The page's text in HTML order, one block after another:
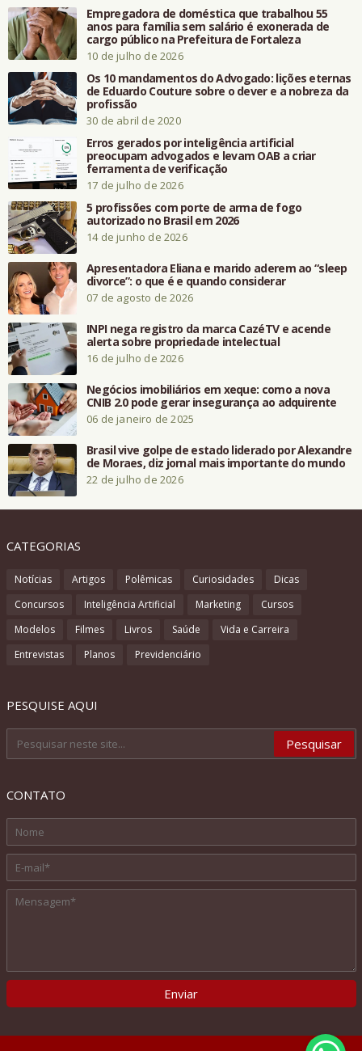
Empregadora de doméstica que trabalhou 55
anos para família sem salário é exonerada de
cargo público na Prefeitura de Fortaleza
10 de julho de 2026
Os 10 mandamentos do Advogado: lições eternas
de Eduardo Couture sobre o dever e a nobreza da
profissão
30 de abril de 2020
Erros gerados por inteligência artificial
preocupam advogados e levam OAB a criar
ferramenta de verificação
17 de julho de 2026
5 profissões com porte de arma de fogo
autorizado no Brasil em 2026
14 de junho de 2026
Apresentadora Eliana e marido aderem ao “sleep
divorce”: o que é e quando considerar
07 de agosto de 2026
INPI nega registro da marca CazéTV e acende
alerta sobre propriedade intelectual
16 de julho de 2026
Negócios imobiliários em xeque: como a nova
CNIB 2.0 pode gerar insegurança ao adquirente
06 de janeiro de 2025
Brasil vive golpe de estado liderado por Alexandre
de Moraes, diz jornal mais importante do mundo
22 de julho de 2026
CATEGORIAS
Notícias Artigos Polêmicas Curiosidades
Dicas
Concursos
Inteligência Artificial Marketing
Cursos
Modelos
Filmes Livros Saúde
Vida e Carreira
Entrevistas
Planos Previdenciário
PESQUISE AQUI
CONTATO